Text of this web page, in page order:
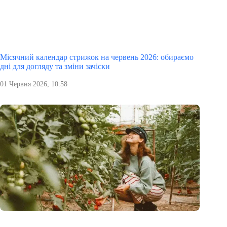
Місячний календар стрижок на червень 2026: обираємо
дні для догляду та зміни зачіски
01 Червня 2026, 10:58